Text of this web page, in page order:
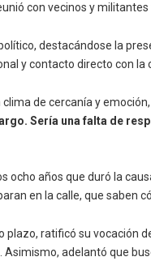
con vecinos y
destacándose la
y contacto directo con la
clima de cercanía y
Sería una falta de
ocho años que duró la
en la calle, que saben
ratificó su vocación
Asimismo, adelantó que